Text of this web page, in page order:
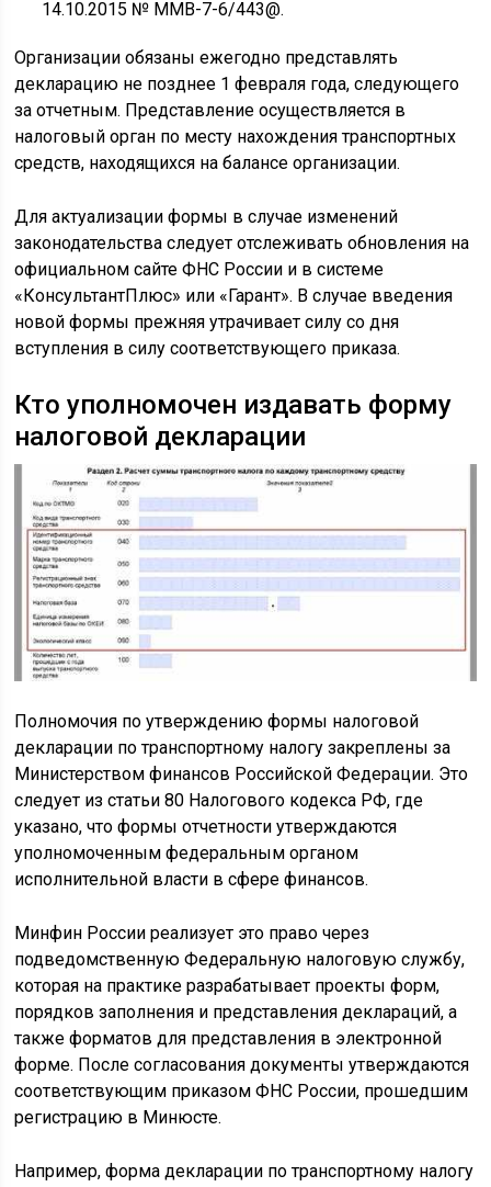
14.10.2015 № ММВ-7-6/443@.
Организации обязаны ежегодно представлять
декларацию не позднее 1 февраля года, следующего
за отчетным. Представление осуществляется в
налоговый орган по месту нахождения транспортных
средств, находящихся на балансе организации.
Для актуализации формы в случае изменений
законодательства следует отслеживать обновления на
официальном сайте ФНС России и в системе
«КонсультантПлюс» или «Гарант». В случае введения
новой формы прежняя утрачивает силу со дня
вступления в силу соответствующего приказа.
Кто уполномочен издавать форму
налоговой декларации
Полномочия по утверждению формы налоговой
декларации по транспортному налогу закреплены за
Министерством финансов Российской Федерации. Это
следует из статьи 80 Налогового кодекса РФ, где
указано, что формы отчетности утверждаются
уполномоченным федеральным органом
исполнительной власти в сфере финансов.
Минфин России реализует это право через
подведомственную Федеральную налоговую службу,
которая на практике разрабатывает проекты форм,
порядков заполнения и представления деклараций, а
также форматов для представления в электронной
форме. После согласования документы утверждаются
соответствующим приказом ФНС России, прошедшим
регистрацию в Минюсте.
Например, форма декларации по транспортному налогу